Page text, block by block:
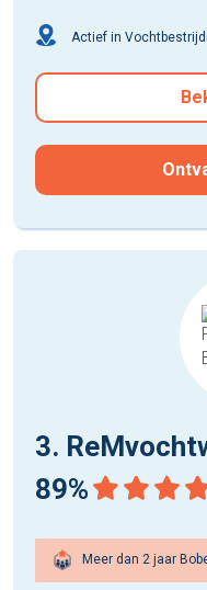
Actief in
3.
89%
Meer dan 2 jaar